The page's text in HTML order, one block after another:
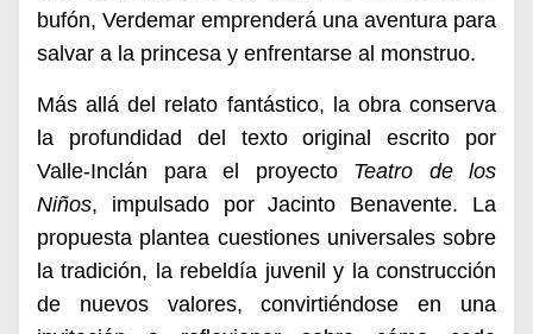
bufón, Verdemar emprenderá una aventura para
salvar a la princesa y enfrentarse al monstruo.
Más allá del relato fantástico, la obra conserva
la profundidad del texto original escrito por
Valle-Inclán para el proyecto Teatro de los
Niños, impulsado por Jacinto Benavente. La
propuesta plantea cuestiones universales sobre
la tradición, la rebeldía juvenil y la construcción
de nuevos valores, convirtiéndose en una